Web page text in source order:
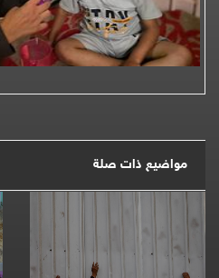
مواضيع ذات صلة